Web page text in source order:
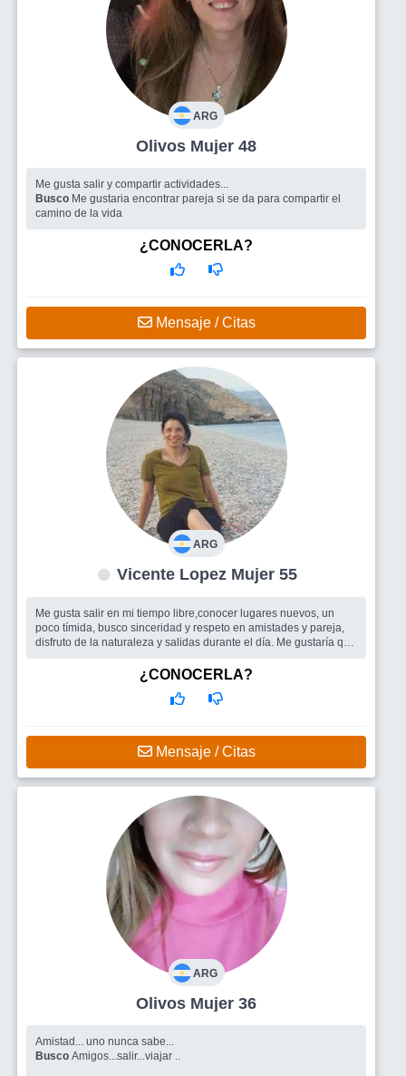
ARG
Olivos Mujer 48
Me gusta salir y compartir actividades...
Busco Me gustaria encontrar pareja si se da para compartir el
camino de la vida
¿CONOCERLA?
Mensaje / Citas
ARG
Vicente Lopez Mujer 55
Me gusta salir en mi tiempo libre,conocer lugares nuevos, un
poco tímida, busco sinceridad y respeto en amistades y pareja,
disfruto de la naturaleza y salidas durante el día. Me gustaría que
Compañía para salir o viajar, si esta la posibilidad pareja.
¿CONOCERLA?
Mensaje / Citas
ARG
Olivos Mujer 36
Amistad... uno nunca sabe...
Busco Amigos...salir...viajar ..